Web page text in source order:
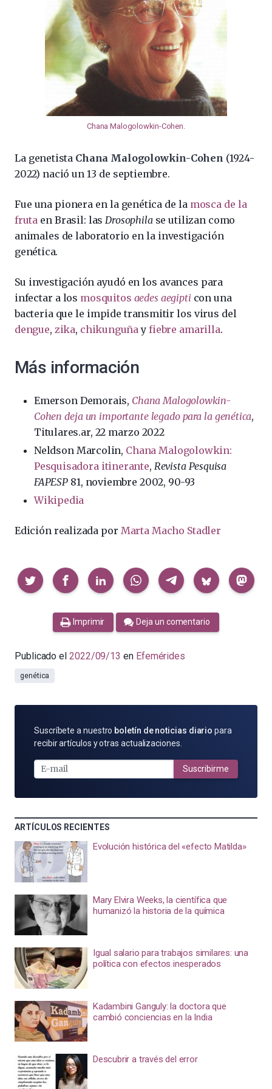
Chana Malogolowkin-Cohen.
La genetista Chana Malogolowkin-Cohen (1924-
2022) nació un 13 de septiembre.
Fue una pionera en la genética de la mosca de la
fruta en Brasil: lasDrosophila se utilizan como
animales de laboratorio en la investigación
genética.
Su investigación ayudó en los avances para
infectar a los mosquitos aedes aegipti con una
bacteria que le impide transmitir los virus del
dengue, zika, chikunguñayfiebre amarilla.
Más información
Emerson Demorais, Chana Malogolowkin-
Cohen deja un importante legado para la genética,
Titulares.ar, 22 marzo 2022
Neldson Marcolin, Chana Malogolowkin:
Pesquisadora itinerante, Revista Pesquisa
FAPESP81, noviembre 2002, 90-93
Wikipedia
Edición realizada por Marta Macho Stadler
Compartir
Imprimir Deja un comentario
Publicado el 2022/09/13 en Efemérides
genética
SUSCRÍBETE
POR
MAIL
Suscríbete a nuestro boletín de noticias diario para
recibir artículos y otras actualizaciones.
Suscribirme
ARTÍCULOS RECIENTES
Evolución histórica del «efecto Matilda»
Mary Elvira Weeks, la científica que
humanizó la historia de la química
Igual salario para trabajos similares: una
política con efectos inesperados
Kadambini Ganguly: la doctora que
cambió conciencias en la India
Descubrir a través del error